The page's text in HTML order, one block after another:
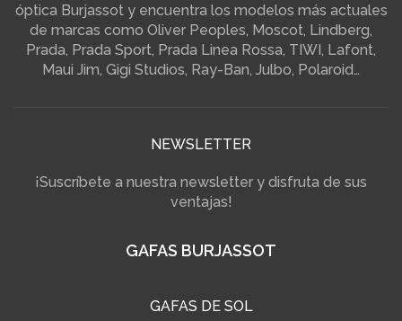
óptica Burjassot y encuentra los modelos más actuales
de marcas como Oliver Peoples, Moscot, Lindberg,
Prada, Prada Sport, Prada Linea Rossa, TIWI, Lafont,
Maui Jim, Gigi Studios, Ray-Ban, Julbo, Polaroid…
NEWSLETTER
¡Suscríbete a nuestra newsletter y disfruta de sus
ventajas!
GAFAS BURJASSOT
GAFAS DE SOL